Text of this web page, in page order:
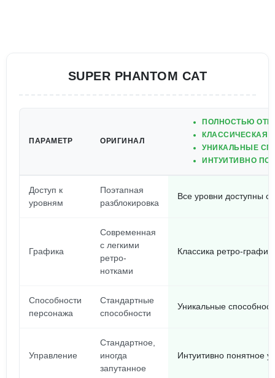
SUPER PHANTOM CAT
ПАРАМЕТР ОРИГИНАЛ
ПОЛНОСТЬЮ
КЛАССИЧЕСКАЯ
УНИКАЛЬНЫЕ
ИНТУИТИВНО
Доступ к
уровням
Поэтапная
разблокировка
Все уровни доступны
Графика
Современная
с легкими
ретро-
нотками
Классика ретро-
Способности
персонажа
Стандартные
способности
Уникальные
Управление
Стандартное,
иногда
запутанное
Интуитивно понятное